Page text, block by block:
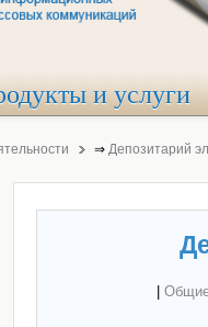
и услуги
⇒ Депозитарий